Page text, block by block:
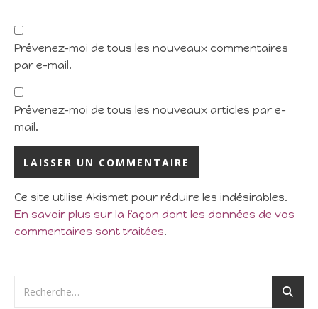
Prévenez-moi de tous les nouveaux commentaires
par e-mail.
Prévenez-moi de tous les nouveaux articles par e-
mail.
Ce site utilise Akismet pour réduire les indésirables.
En savoir plus sur la façon dont les données de vos
commentaires sont traitées.